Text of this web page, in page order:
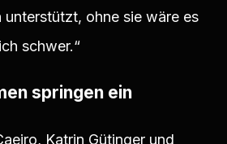
unterstützt, ohne sie wäre es
schwer.“
springen ein
Katrin Gütinger und